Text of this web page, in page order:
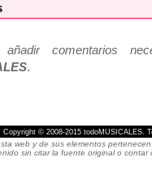
comentarios
.
Copyright © 2008-2015 todoMUSICALES.
web y de sus elementos
sin citar la fuente original o